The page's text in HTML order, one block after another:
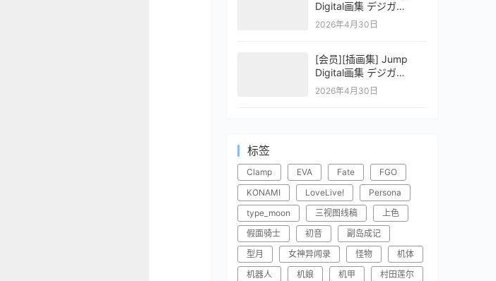
Digital画集 デジガ
CLAYMORE 2
2026年4月30日
[会员][插画集] Jump
Digital画集 デジガ
CLAYMORE 1
2026年4月30日
标签
Clamp EVA Fate
FGO
KONAMI
LoveLive!
Persona
type_moon
三视图线稿
上色
假面骑士
初音
副岛成记
型月
女神异闻录 怪物
机体
机器人
机娘 机甲
村田莲尔